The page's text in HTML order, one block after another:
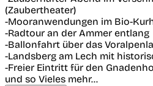
(Zaubertheater)
-Mooranwendungen im Bio-
-Radtour an der Ammer entlang
-Ballonfahrt über das
-Landsberg am Lech mit
-Freier Eintritt für den
und so Vieles mehr...